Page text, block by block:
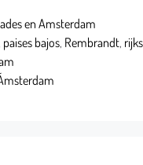
en Amsterdam
paises bajos, Rembrandt,